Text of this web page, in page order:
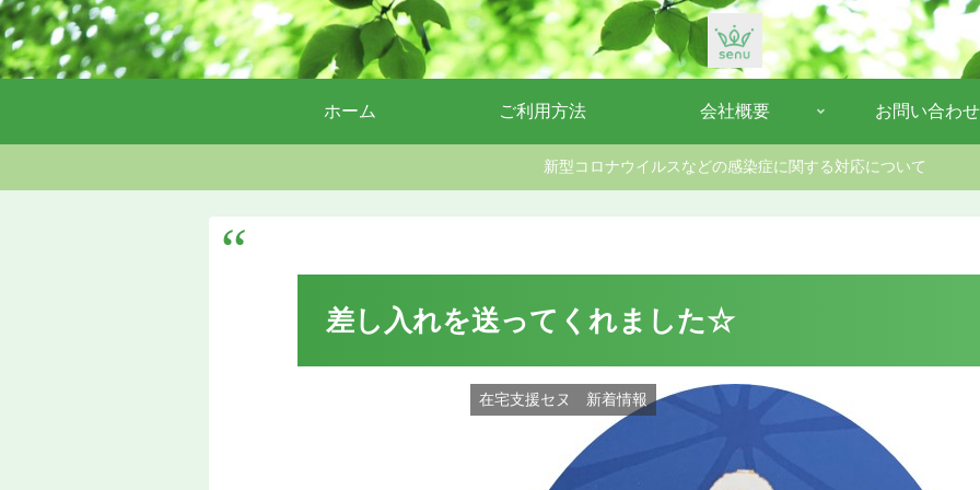
ホーム ご利用方法 会社概要 お問い合わせ
新型コロナウイルスなどの感染症に関する対応について
差し入れを送ってくれました☆
在宅支援セヌ 新着情報